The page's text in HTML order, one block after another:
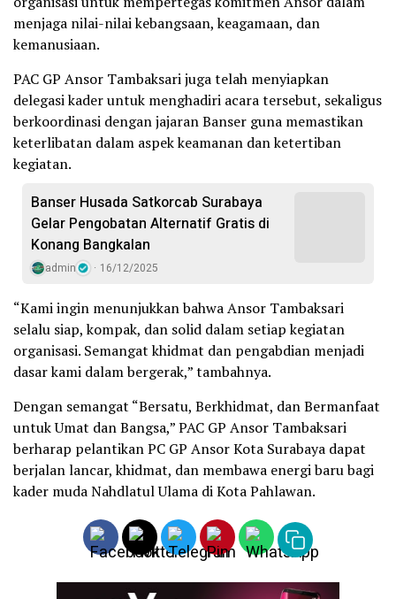
menjaga nilai-nilai kebangsaan, keagamaan, dan
kemanusiaan.
PAC GP Ansor Tambaksari juga telah menyiapkan
delegasi kader untuk menghadiri acara tersebut, sekaligus
berkoordinasi dengan jajaran Banser guna memastikan
keterlibatan dalam aspek keamanan dan ketertiban
kegiatan.
Banser Husada Satkorcab Surabaya
Gelar Pengobatan Alternatif Gratis di
Konang Bangkalan
admin 16/12/2025
“Kami ingin menunjukkan bahwa Ansor Tambaksari
selalu siap, kompak, dan solid dalam setiap kegiatan
organisasi. Semangat khidmat dan pengabdian menjadi
dasar kami dalam bergerak,” tambahnya.
Dengan semangat “Bersatu, Berkhidmat, dan Bermanfaat
untuk Umat dan Bangsa,” PAC GP Ansor Tambaksari
berharap pelantikan PC GP Ansor Kota Surabaya dapat
berjalan lancar, khidmat, dan membawa energi baru bagi
kader muda Nahdlatul Ulama di Kota Pahlawan.